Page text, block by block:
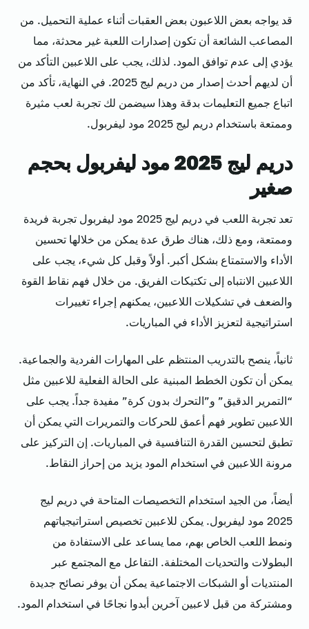
قد يواجه بعض اللاعبون بعض العقبات أثناء عملية التحميل. من
المصاعب الشائعة أن تكون إصدارات اللعبة غير محدثة، مما
يؤدي إلى عدم توافق المود. لذلك، يجب على اللاعبين التأكد من
أن لديهم أحدث إصدار من دريم ليج 2025. في النهاية، تأكد من
اتباع جميع التعليمات بدقة وهذا سيضمن لك تجربة لعب مثيرة
وممتعة باستخدام دريم ليج 2025 مود ليفربول.
دريم ليج 2025 مود ليفربول بحجم
صغير
تعد تجربة اللعب في دريم ليج 2025 مود ليفربول تجربة فريدة
وممتعة، ومع ذلك، هناك طرق عدة يمكن من خلالها تحسين
الأداء والاستمتاع بشكل أكبر. أولاً وقبل كل شيء، يجب على
اللاعبين الانتباه إلى تكتيكات الفريق. من خلال فهم نقاط القوة
والضعف في تشكيلات اللاعبين، يمكنهم إجراء تغييرات
استراتيجية لتعزيز الأداء في المباريات.
ثانياً، ينصح بالتدريب المنتظم على المهارات الفردية والجماعية.
يمكن أن تكون الخطط المبنية على الحالة الفعلية للاعبين مثل
“التمرير الدقيق” و”التحرك بدون كرة” مفيدة جداً. يجب على
اللاعبين تطوير فهم أعمق للحركات والتمريرات التي يمكن أن
تطبق لتحسين القدرة التنافسية في المباريات. إن التركيز على
مرونة اللاعبين في استخدام المود يزيد من إحراز النقاط.
أيضاً، من الجيد استخدام التخصيصات المتاحة في دريم ليج
2025 مود ليفربول. يمكن للاعبين تخصيص استراتيجياتهم
ونمط اللعب الخاص بهم، مما يساعد على الاستفادة من
البطولات والتحديات المختلفة. التفاعل مع المجتمع عبر
المنتديات أو الشبكات الاجتماعية يمكن أن يوفر نصائح جديدة
ومشتركة من قبل لاعبين آخرين أبدوا نجاحًا في استخدام المود.